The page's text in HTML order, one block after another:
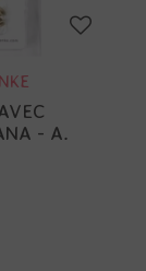
- A.